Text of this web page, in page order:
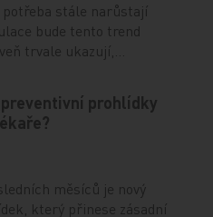
stále narůstají
bude tento trend
trvale ukazují,…
prohlídky
měsíců je nový
který přinese zásadní